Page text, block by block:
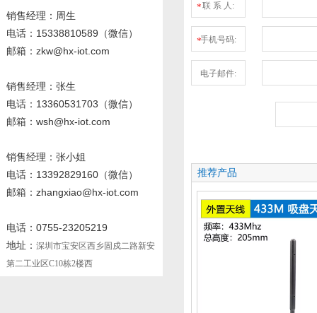
销售经理：周生
电话 ：15338810589 （微信）
邮箱：zkw@hx-iot.com
销售经理：张生
电话 ：13360531703 （微信）
邮箱：wsh@hx-iot.com
销售经理：张小姐
电话 ：13392829160 （微信）
邮箱：zhangxiao@hx-iot.com
电话：0755-23205219
地址： 深圳市宝安区西乡固戍二路新安
第二工业区C10栋2楼西
*联 系 人:
*手机号码:
电子邮件:
推荐产品